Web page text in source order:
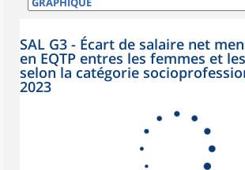
SAL G3 - Écart de salaire net
en EQTP entres les femmes et
selon la catégorie
2023